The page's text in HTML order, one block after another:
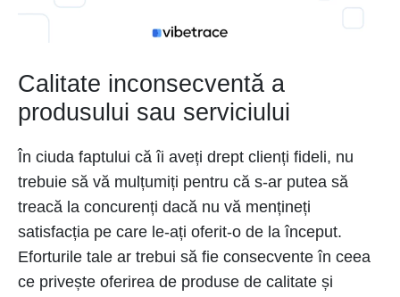
Calitate inconsecventă a
produsului sau serviciului
În ciuda faptului că îi aveți drept clienți fideli, nu
trebuie să vă mulțumiți pentru că s-ar putea să
treacă la concurenți dacă nu vă mențineți
satisfacția pe care le-ați oferit-o de la început.
Eforturile tale ar trebui să fie consecvente în ceea
ce privește oferirea de produse de calitate și